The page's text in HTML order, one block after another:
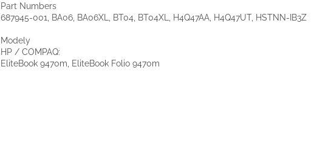
Part Numbers
687945-001, BA06, BA06XL, BT04, BT04XL, H4Q47AA, H4Q47UT, HSTNN-IB3Z
Modely
HP / COMPAQ:
EliteBook 9470m, EliteBook Folio 9470m